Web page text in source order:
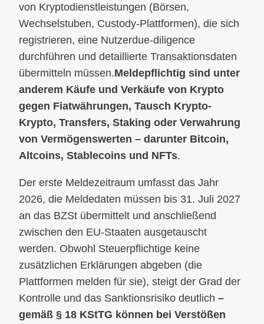
von Kryptodienstleistungen (Börsen,
Wechselstuben, Custody-Plattformen), die sich
registrieren, eine Nutzerdue-diligence
durchführen und detaillierte Transaktionsdaten
übermitteln müssen.Meldepflichtig sind unter
anderem Käufe und Verkäufe von Krypto
gegen Fiatwährungen, Tausch Krypto-
Krypto, Transfers, Staking oder Verwahrung
von Vermögenswerten – darunter Bitcoin,
Altcoins, Stablecoins und NFTs.
Der erste Meldezeitraum umfasst das Jahr
2026, die Meldedaten müssen bis 31. Juli 2027
an das BZSt übermittelt und anschließend
zwischen den EU-Staaten ausgetauscht
werden. Obwohl Steuerpflichtige keine
zusätzlichen Erklärungen abgeben (die
Plattformen melden für sie), steigt der Grad der
Kontrolle und das Sanktionsrisiko deutlich –
gemäß § 18 KStTG können bei Verstößen